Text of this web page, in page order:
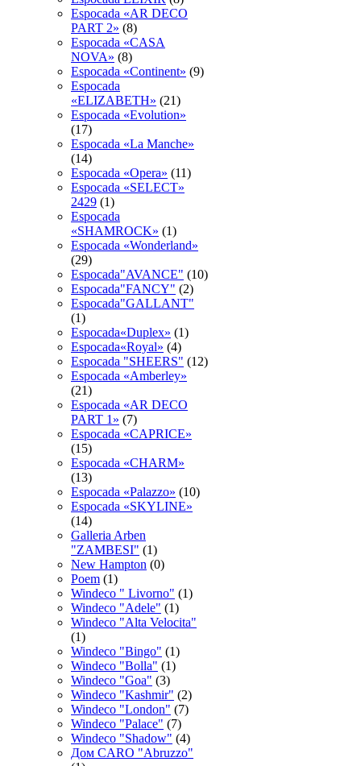
Espocada «AR DECO
PART 2» (8)
Espocada «CASA
NOVA» (8)
Espocada «Continent» (9)
Espocada
«ELIZABETH» (21)
Espocada «Evolution»
(17)
Espocada «La Manche»
(14)
Espocada «Opera» (11)
Espocada «SELECT»
2429 (1)
Espocada
«SHAMROCK» (1)
Espocada «Wonderland»
(29)
Espocada"AVANCE" (10)
Espocada"FANCY" (2)
Espocada"GALLANT"
(1)
Espocada«Duplex» (1)
Espocada«Royal» (4)
Espocadа "SHEERS" (12)
Espocadа «Amberley»
(21)
Espocadа «AR DECO
PART 1» (7)
Espocadа «CAPRICE»
(15)
Espocadа «CHARM»
(13)
Espocadа «Palazzo» (10)
Espocadа «SKYLINE»
(14)
Galleria Arben
"ZAMBESI" (1)
New Hampton (0)
Poem (1)
Windeco " Livorno" (1)
Windeco "Adele" (1)
Windeco "Alta Velocita"
(1)
Windeco "Bingo" (1)
Windeco "Bolla" (1)
Windeco "Goa" (3)
Windeco "Kashmir" (2)
Windeco "London" (7)
Windeco "Palace" (7)
Windeco "Shadow" (4)
Дом CARO "Abruzzo"